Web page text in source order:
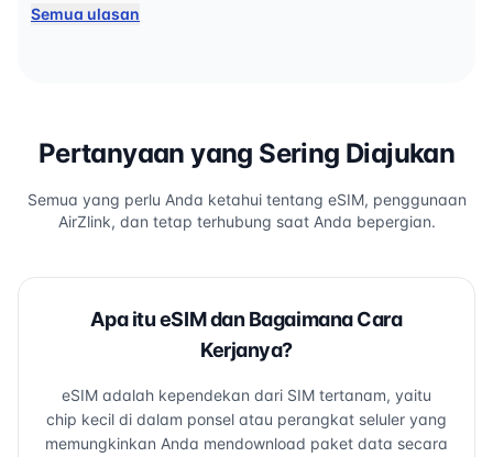
Semua ulasan
Pertanyaan yang Sering Diajukan
Semua yang perlu Anda ketahui tentang eSIM, penggunaan
AirZlink, dan tetap terhubung saat Anda bepergian.
Apa itu eSIM dan Bagaimana Cara
Kerjanya?
eSIM adalah kependekan dari SIM tertanam, yaitu
chip kecil di dalam ponsel atau perangkat seluler yang
memungkinkan Anda mendownload paket data secara